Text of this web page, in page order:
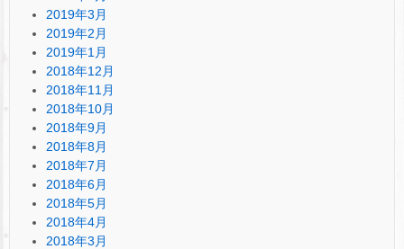
2019年3月
2019年2月
2019年1月
2018年12月
2018年11月
2018年10月
2018年9月
2018年8月
2018年7月
2018年6月
2018年5月
2018年4月
2018年3月